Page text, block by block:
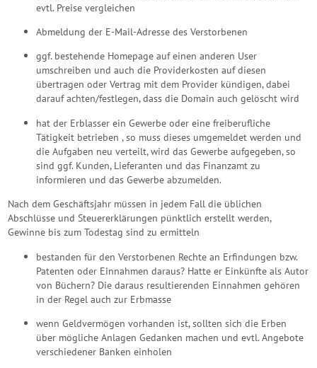
evtl. Preise vergleichen
Abmeldung der E-Mail-Adresse des Verstorbenen
ggf. bestehende Homepage auf einen anderen User
umschreiben und auch die Providerkosten auf diesen
übertragen oder Vertrag mit dem Provider kündigen, dabei
darauf achten/festlegen, dass die Domain auch gelöscht wird
hat der Erblasser ein Gewerbe oder eine freiberufliche
Tätigkeit betrieben , so muss dieses umgemeldet werden und
die Aufgaben neu verteilt, wird das Gewerbe aufgegeben, so
sind ggf. Kunden, Lieferanten und das Finanzamt zu
informieren und das Gewerbe abzumelden.
Nach dem Geschäftsjahr müssen in jedem Fall die üblichen
Abschlüsse und Steuererklärungen pünktlich erstellt werden,
Gewinne bis zum Todestag sind zu ermitteln
bestanden für den Verstorbenen Rechte an Erfindungen bzw.
Patenten oder Einnahmen daraus? Hatte er Einkünfte als Autor
von Büchern? Die daraus resultierenden Einnahmen gehören
in der Regel auch zur Erbmasse
wenn Geldvermögen vorhanden ist, sollten sich die Erben
über mögliche Anlagen Gedanken machen und evtl. Angebote
verschiedener Banken einholen